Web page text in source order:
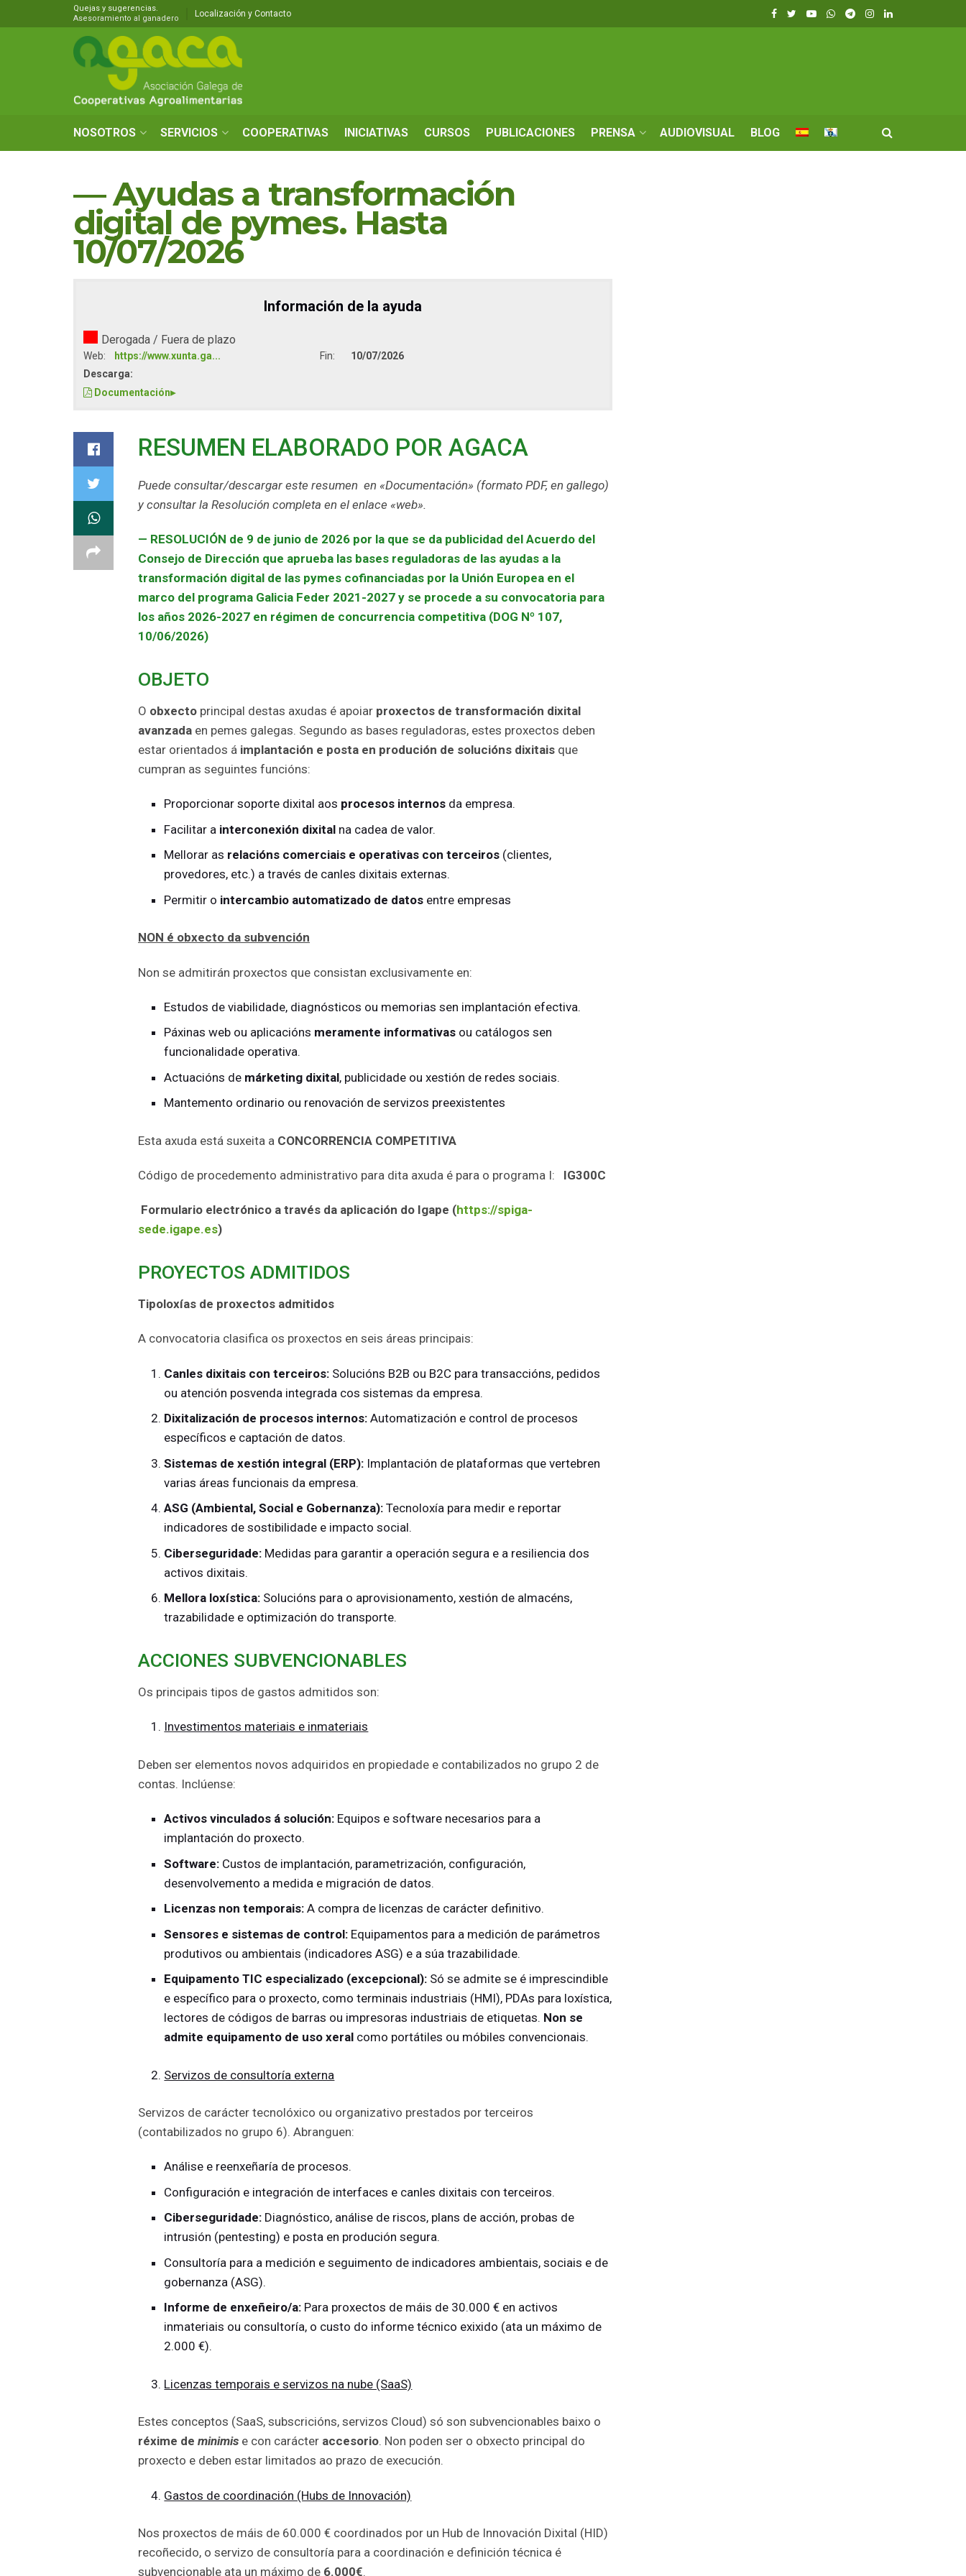
Quejas y sugerencias.
Asesoramiento al ganadero
Localización y Contacto
NOSOTROS SERVICIOS COOPERATIVAS INICIATIVAS CURSOS PUBLICACIONES PRENSA AUDIOVISUAL BLOG
— Ayudas a transformación
digital de pymes. Hasta
10/07/2026
Información de la ayuda
Derogada / Fuera de plazo
Web: https://www.xunta.ga... Fin:
10/07/2026
Descarga:
Documentación▸
RESUMEN ELABORADO POR AGACA
Puede consultar/descargar este resumen en «Documentación» (formato PDF, en gallego)
y consultar la Resolución completa en el enlace «web».
— RESOLUCIÓN de 9 de junio de 2026 por la que se da publicidad del Acuerdo del
Consejo de Dirección que aprueba las bases reguladoras de las ayudas a la
transformación digital de las pymes cofinanciadas por la Unión Europea en el
marco del programa Galicia Feder 2021-2027 y se procede a su convocatoria para
los años 2026-2027 en régimen de concurrencia competitiva (DOG Nº 107,
10/06/2026)
OBJETO
O obxecto principal destas axudas é apoiar proxectos de transformación dixital
avanzada en pemes galegas. Segundo as bases reguladoras, estes proxectos deben
estar orientados á implantación e posta en produción de solucións dixitais que
cumpran as seguintes funcións:
Proporcionar soporte dixital aos procesos internos da empresa.
Facilitar a interconexión dixital na cadea de valor.
Mellorar as relacións comerciais e operativas con terceiros (clientes,
provedores, etc.) a través de canles dixitais externas.
Permitir o intercambio automatizado de datos entre empresas
NON é obxecto da subvención
Non se admitirán proxectos que consistan exclusivamente en:
Estudos de viabilidade, diagnósticos ou memorias sen implantación efectiva.
Páxinas web ou aplicacións meramente informativas ou catálogos sen
funcionalidade operativa.
Actuacións de márketing dixital, publicidade ou xestión de redes sociais.
Mantemento ordinario ou renovación de servizos preexistentes
Esta axuda está suxeita a CONCORRENCIA COMPETITIVA
Código de procedemento administrativo para dita axuda é para o programa I: IG300C
Formulario electrónico a través da aplicación do Igape (https://spiga-
sede.igape.es)
PROYECTOS ADMITIDOS
Tipoloxías de proxectos admitidos
A convocatoria clasifica os proxectos en seis áreas principais:
Canles dixitais con terceiros: Solucións B2B ou B2C para transaccións, pedidos
ou atención posvenda integrada cos sistemas da empresa.
Dixitalización de procesos internos: Automatización e control de procesos
específicos e captación de datos.
Sistemas de xestión integral (ERP): Implantación de plataformas que vertebren
varias áreas funcionais da empresa.
ASG (Ambiental, Social e Gobernanza): Tecnoloxía para medir e reportar
indicadores de sostibilidade e impacto social.
Ciberseguridade: Medidas para garantir a operación segura e a resiliencia dos
activos dixitais.
Mellora loxística: Solucións para o aprovisionamento, xestión de almacéns,
trazabilidade e optimización do transporte.
ACCIONES SUBVENCIONABLES
Os principais tipos de gastos admitidos son:
Investimentos materiais e inmateriais
Deben ser elementos novos adquiridos en propiedade e contabilizados no grupo 2 de
contas. Inclúense:
Activos vinculados á solución: Equipos e software necesarios para a
implantación do proxecto.
Software: Custos de implantación, parametrización, configuración,
desenvolvemento a medida e migración de datos.
Licenzas non temporais: A compra de licenzas de carácter definitivo.
Sensores e sistemas de control: Equipamentos para a medición de parámetros
produtivos ou ambientais (indicadores ASG) e a súa trazabilidade.
Equipamento TIC especializado (excepcional): Só se admite se é imprescindible
e específico para o proxecto, como terminais industriais (HMI), PDAs para loxística,
lectores de códigos de barras ou impresoras industriais de etiquetas. Non se
admite equipamento de uso xeral como portátiles ou móbiles convencionais.
Servizos de consultoría externa
Servizos de carácter tecnolóxico ou organizativo prestados por terceiros
(contabilizados no grupo 6). Abranguen:
Análise e reenxeñaría de procesos.
Configuración e integración de interfaces e canles dixitais con terceiros.
Ciberseguridade: Diagnóstico, análise de riscos, plans de acción, probas de
intrusión (pentesting) e posta en produción segura.
Consultoría para a medición e seguimento de indicadores ambientais, sociais e de
gobernanza (ASG).
Informe de enxeñeiro/a: Para proxectos de máis de 30.000 € en activos
inmateriais ou consultoría, o custo do informe técnico exixido (ata un máximo de
2.000 €).
Licenzas temporais e servizos na nube (SaaS)
Estes conceptos (SaaS, subscricións, servizos Cloud) só son subvencionables baixo o
réxime de minimis e con carácter accesorio. Non poden ser o obxecto principal do
proxecto e deben estar limitados ao prazo de execución.
Gastos de coordinación (Hubs de Innovación)
Nos proxectos de máis de 60.000 € coordinados por un Hub de Innovación Dixital (HID)
recoñecido, o servizo de consultoría para a coordinación e definición técnica é
subvencionable ata un máximo de 6.000€.